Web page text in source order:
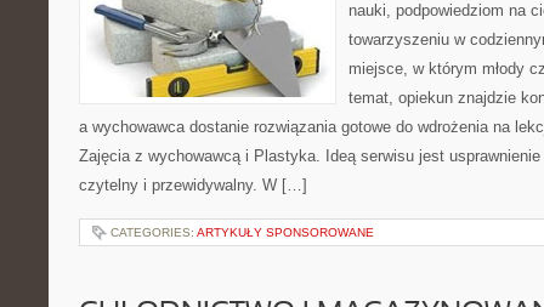
nauki, podpowiedziom na
towarzyszeniu w
miejsce, w którym młody
temat, opiekun znajdzie
a wychowawca dostanie rozwiązania gotowe do wdrożenia na
Zajęcia z wychowawcą i Plastyka. Ideą serwisu jest
czytelny i przewidywalny. W […]
CATEGORIES: ARTYKUŁY SPONSOROWANE